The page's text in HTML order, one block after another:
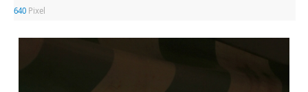
640Pixel